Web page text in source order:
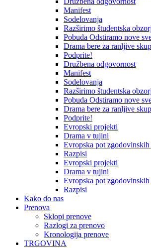
Manifest
Sodelovanja
Razširimo študentska
Pobuda Odstiramo nove
Drama bere za ranljive
Podprite!
Družbena odgovornost
Manifest
Sodelovanja
Razširimo študentska
Pobuda Odstiramo nove
Drama bere za ranljive
Podprite!
Evropski projekti
Drama v tujini
Evropska pot zgodovinskih
Razpisi
Evropski projekti
Drama v tujini
Evropska pot zgodovinskih
Razpisi
Kako do nas
Prenova
Sklopi prenove
Razlogi za prenovo
Kronologija prenove
TRGOVINA